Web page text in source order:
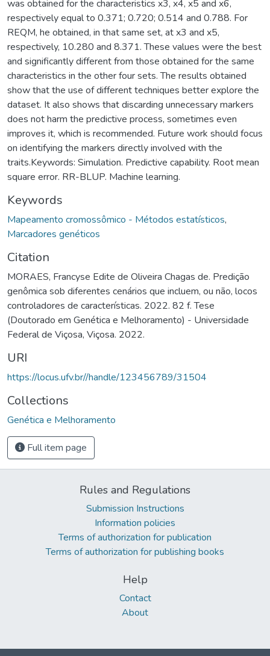
was obtained for the characteristics x3, x4, x5 and x6,
respectively equal to 0.371; 0.720; 0.514 and 0.788. For
REQM, he obtained, in that same set, at x3 and x5,
respectively, 10.280 and 8.371. These values were the best
and significantly different from those obtained for the same
characteristics in the other four sets. The results obtained
show that the use of different techniques better explore the
dataset. It also shows that discarding unnecessary markers
does not harm the predictive process, sometimes even
improves it, which is recommended. Future work should focus
on identifying the markers directly involved with the
traits.Keywords: Simulation. Predictive capability. Root mean
square error. RR-BLUP. Machine learning.
Keywords
Mapeamento cromossômico - Métodos estatísticos,
Marcadores genéticos
Citation
MORAES, Francyse Edite de Oliveira Chagas de. Predição
genômica sob diferentes cenários que incluem, ou não, locos
controladores de características. 2022. 82 f. Tese
(Doutorado em Genética e Melhoramento) - Universidade
Federal de Viçosa, Viçosa. 2022.
URI
https://locus.ufv.br//handle/123456789/31504
Collections
Genética e Melhoramento
Full item page
Rules and Regulations
Submission Instructions
Information policies
Terms of authorization for publication
Terms of authorization for publishing books
Help
Contact
About